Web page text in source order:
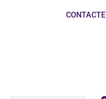
CONTACTE